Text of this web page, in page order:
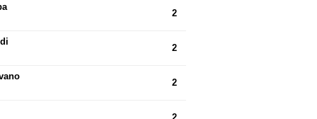
2
2
2